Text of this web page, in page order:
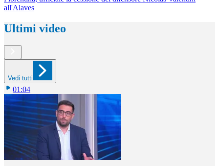
all'Alaves
Ultimi video
Vedi tutti
01:04